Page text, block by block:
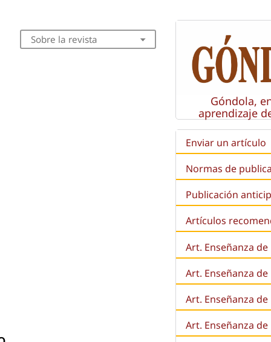
Sobre la revista
Góndola,
aprendizaje
Enviar un artículo
Normas de
Publicación
Artículos
Art. Enseñanza
Art. Enseñanza
Art. Enseñanza de
Art. Enseñanza de